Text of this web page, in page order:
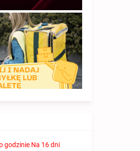
godzinie Na 16 dni